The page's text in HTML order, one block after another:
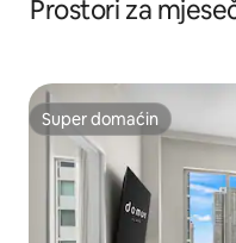
Prostori za
Super domaćin
Super domaćin